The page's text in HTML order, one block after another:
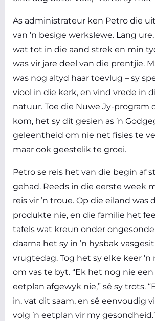
As administrateur ken Petro die
van ’n besige werkslewe. Lang
wat tot in die aand strek en min
was vir jare deel van die prentjie.
was nog altyd haar toevlug – sy
viool in die kerk, en vind vrede in
natuur. Toe die Nuwe Jy-program
kom, het sy dit gesien as ’n
geleentheid om nie net fisies te
maar ook geestelik te groei.
Petro se reis het van die begin af
gehad. Reeds in die eerste week
reis vir ŉ troue. Op die eiland was
produkte nie, en die familie het
tafels wat kreun onder ongesonde
daarna het sy in ’n hysbak
vrugtedag. Tog het sy elke keer
om vas te byt. “Ek het nog nie
eetplan afgewyk nie,” sê sy trots.
in, vat dit saam, en sê eenvoudig
volg ŉ eetplan vir my